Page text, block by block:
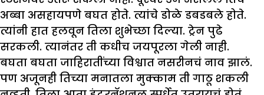
अब्बा असहायपणे बघत होते. त्यांचे डोळे डबडबले होते.
त्यांनी हात हलवून तिला शुभेच्छा दिल्या. ट्रेन पुढे
सरकली. त्यानंतर ती कधीच जयपूरला गेली नाही.
बघता बघता जाहिरातींच्या विश्वात नसरीनचं नाव झालं.
पण अजूनही तिच्या मनातला मुक्काम ती गाठू शकली